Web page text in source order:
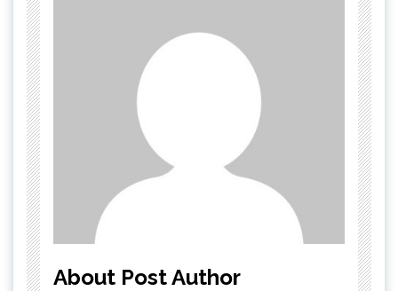
About Post Author